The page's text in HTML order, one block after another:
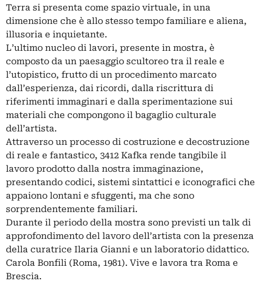
Terra si presenta come spazio virtuale, in una
dimensione che è allo stesso tempo familiare e aliena,
illusoria e inquietante.
L’ultimo nucleo di lavori, presente in mostra, è
composto da un paesaggio scultoreo tra il reale e
l’utopistico, frutto di un procedimento marcato
dall’esperienza, dai ricordi, dalla riscrittura di
riferimenti immaginari e dalla sperimentazione sui
materiali che compongono il bagaglio culturale
dell’artista.
Attraverso un processo di costruzione e decostruzione
di reale e fantastico, 3412 Kafka rende tangibile il
lavoro prodotto dalla nostra immaginazione,
presentando codici, sistemi sintattici e iconografici che
appaiono lontani e sfuggenti, ma che sono
sorprendentemente familiari.
Durante il periodo della mostra sono previsti un talk di
approfondimento del lavoro dell’artista con la presenza
della curatrice Ilaria Gianni e un laboratorio didattico.
Carola Bonfili (Roma, 1981). Vive e lavora tra Roma e
Brescia.